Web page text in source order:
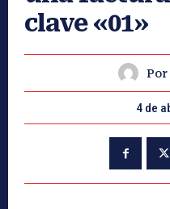
clave «01»
Por
4 de